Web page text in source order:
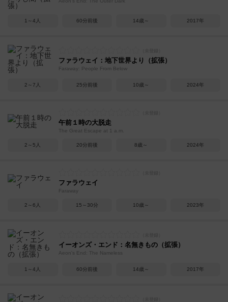
1～4人 60分前後 14歳～ 2017年
ファラウェイ：地下世界より（拡張）
Faraway: People From Below
2～7人 25分前後 10歳～ 2024年
午前１時の大脱走
The Great Escape at 1 a.m.
2～5人 20分前後 8歳～ 2024年
ファラウェイ
Faraway
2～6人 15～30分 10歳～ 2023年
イーオンズ・エンド：名無きもの（拡張）
Aeon's End: The Nameless
1～4人 60分前後 14歳～ 2017年